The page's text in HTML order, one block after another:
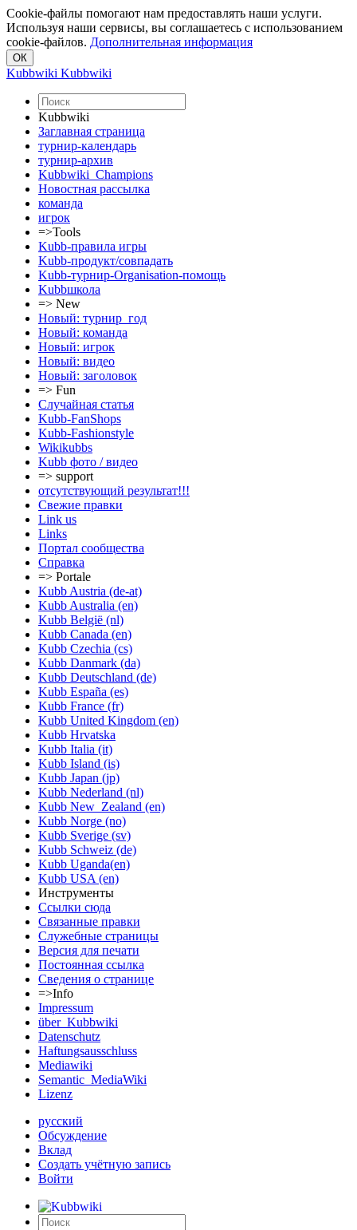
Cookie-файлы помогают нам предоставлять наши услуги.
Используя наши сервисы, вы соглашаетесь с использованием
cookie-файлов. Дополнительная информация
Kubbwiki Kubbwiki
Kubbwiki
Заглавная страница
турнир-календарь
турнир-архив
Kubbwiki_Champions
Новостная рассылка
команда
игрок
=>Tools
Kubb-правила игры
Kubb-продукт/совпадать
Kubb-турнир-Organisation-помощь
Kubbшкола
=> New
Новый: турнир_год
Новый: команда
Новый: игрок
Новый: видео
Новый: заголовок
=> Fun
Случайная статья
Kubb-FanShops
Kubb-Fashionstyle
Wikikubbs
Kubb фото / видео
=> support
отсутствующий результат!!!
Свежие правки
Link us
Links
Портал сообщества
Справка
=> Portale
Kubb Austria (de-at)
Kubb Australia (en)
Kubb België (nl)
Kubb Canada (en)
Kubb Czechia (cs)
Kubb Danmark (da)
Kubb Deutschland (de)
Kubb España (es)
Kubb France (fr)
Kubb United Kingdom (en)
Kubb Hrvatska
Kubb Italia (it)
Kubb Island (is)
Kubb Japan (jp)
Kubb Nederland (nl)
Kubb New_Zealand (en)
Kubb Norge (no)
Kubb Sverige (sv)
Kubb Schweiz (de)
Kubb Uganda(en)
Kubb USA (en)
Инструменты
Ссылки сюда
Связанные правки
Служебные страницы
Версия для печати
Постоянная ссылка
Сведения о странице
=>Info
Impressum
über_Kubbwiki
Datenschutz
Haftungsausschluss
Mediawiki
Semantic_MediaWiki
Lizenz
русский
Обсуждение
Вклад
Создать учётную запись
Войти